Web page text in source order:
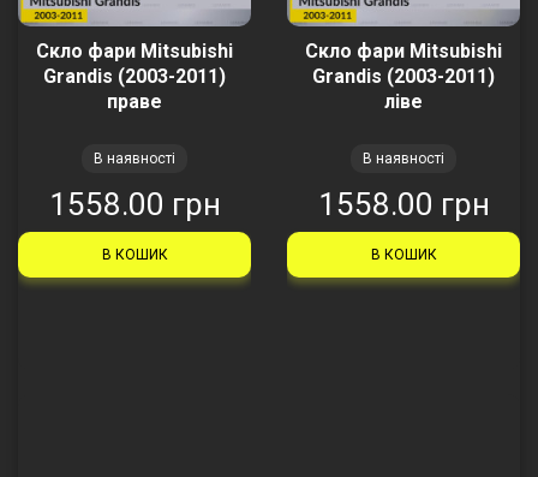
Скло фари Mitsubishi
Grandis (2003-2011)
праве
В наявності
1558.00 грн
В КОШИК
Скло фари Mitsubishi
Grandis (2003-2011)
ліве
В наявності
1558.00 грн
В КОШИК